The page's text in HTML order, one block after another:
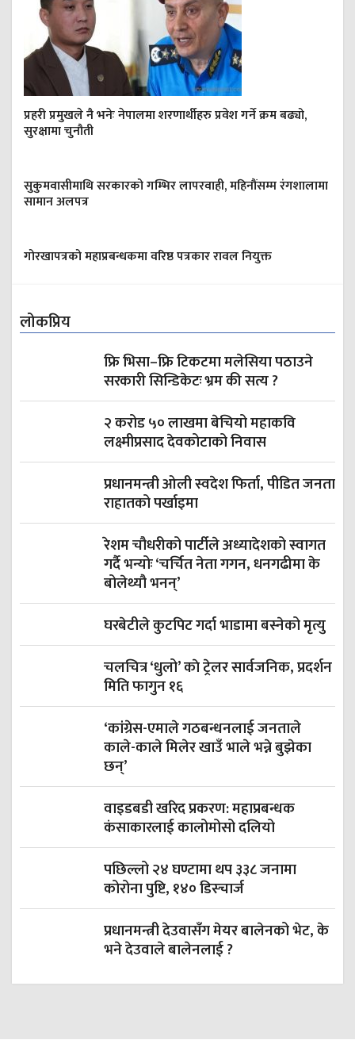
प्रहरी प्रमुखले नै भनेः नेपालमा शरणार्थीहरु प्रवेश गर्ने क्रम बढ्यो,
सुरक्षामा चुनौती
सुकुमवासीमाथि सरकारको गम्भिर लापरवाही, महिनौंसम्म रंगशालामा
सामान अलपत्र
गोरखापत्रको महाप्रबन्धकमा वरिष्ठ पत्रकार रावल नियुक्त
लोकप्रिय
फ्रि भिसा–फ्रि टिकटमा मलेसिया पठाउने
सरकारी सिन्डिकेटः भ्रम की सत्य ?
२ करोड ५० लाखमा बेचियो महाकवि
लक्ष्मीप्रसाद देवकोटाको निवास
प्रधानमन्त्री ओली स्वदेश फिर्ता, पीडित जनता
राहातको पर्खाइमा
रेशम चौधरीको पार्टीले अध्यादेशको स्वागत
गर्दै भन्योः ‘चर्चित नेता गगन, धनगढीमा के
बोलेथ्यौ भनन्’
घरबेटीले कुटपिट गर्दा भाडामा बस्नेको मृत्यु
चलचित्र ‘धुलो’ काे ट्रेलर सार्वजनिक, प्रदर्शन
मिति फागुन १६
‘कांग्रेस-एमाले गठबन्धनलाई जनताले
काले-काले मिलेर खाउँ भाले भन्ने बुझेका
छन्’
वाइडबडी खरिद प्रकरण: महाप्रबन्धक
कंसाकारलाई कालोमोसो दलियो
पछिल्लो २४ घण्टामा थप ३३८ जनामा
कोरोना पुष्टि, १४० डिस्चार्ज
प्रधानमन्त्री देउवासँग मेयर बालेनको भेट, के
भने देउवाले बालेनलाई ?